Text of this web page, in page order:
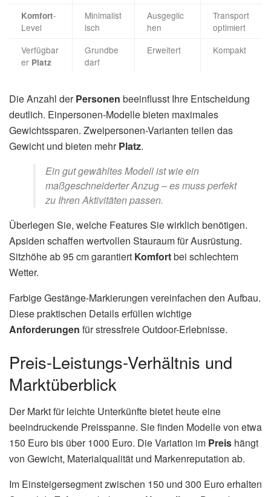
Komfort-
Level
Minimalist
isch
Ausgeglic
hen
Transport
optimiert
Verfügbar
er Platz
Grundbe
darf
Erweitert Kompakt
Die Anzahl derPersonen beeinflusst Ihre Entscheidung
deutlich. Einpersonen-Modelle bieten maximales
Gewichtssparen. Zweipersonen-Varianten teilen das
Gewicht und bieten mehrPlatz.
Ein gut gewähltes Modell ist wie ein
maßgeschneiderter Anzug – es muss perfekt
zu Ihren Aktivitäten passen.
Überlegen Sie, welche Features Sie wirklich benötigen.
Apsiden schaffen wertvollen Stauraum für Ausrüstung.
Sitzhöhe ab 95 cm garantiert Komfortbei schlechtem
Wetter.
Farbige Gestänge-Markierungen vereinfachen den Aufbau.
Diese praktischen Details erfüllen wichtige
Anforderungen für stressfreie Outdoor-Erlebnisse.
Preis-Leistungs-Verhältnis und
Marktüberblick
Der Markt für leichte Unterkünfte bietet heute eine
beeindruckende Preisspanne. Sie finden Modelle von etwa
150 Euro bis über 1000 Euro. Die Variation im Preis hängt
von Gewicht, Materialqualität und Markenreputation ab.
Im Einsteigersegment zwischen 150 und 300 Euro erhalten